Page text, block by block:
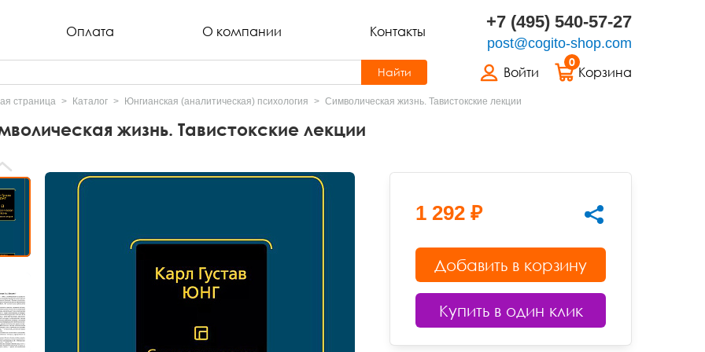
Оплата О компании Контакты +7 (495) 540-57-27
post@cogito-shop.com
Войти
0
Корзина
Найти
страница Каталог Юнгианская (аналитическая) психология Символическая жизнь. Тавистокские лекции
жизнь. Тавистокские лекции
1 292 ₽
Добавить в корзину
Купить в один клик